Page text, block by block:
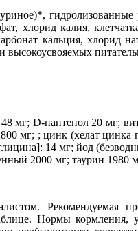
хлорид калия,
кальция, хлорид
мг; D-пантенол 20 мг;
мг; ; цинк (хелат цинка
14 мг; йод
2000 мг; таурин 1980
Рекомендуемая
Нормы кормления,